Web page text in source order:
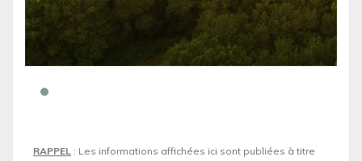
RAPPEL : Les informations affichées ici sont publiées à titre